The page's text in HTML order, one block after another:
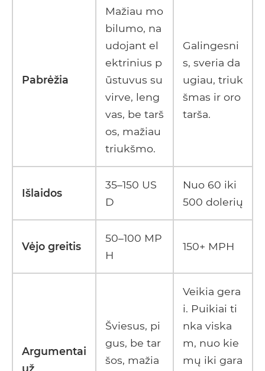
Pabrėžia
Mažiau mo
bilumo, na
udojant el
ektrinius p
ūstuvus su
virve, leng
vas, be tarš
os, mažiau
triukšmo.
Galingesni
s, sveria da
ugiau, triuk
šmas ir oro
tarša.
Išlaidos
35–150 US
D
Nuo 60 iki
500 dolerių
Vėjo greitis
50–100 MP
H
150+ MPH
Argumentai
už
Šviesus, pi
gus, be tar
šos, mažia
Veikia gera
i. Puikiai ti
nka viska
m, nuo kie
mų iki gara